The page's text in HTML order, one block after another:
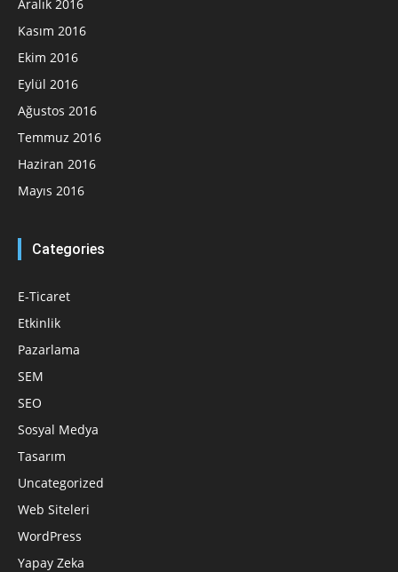
Aralık 2016
Kasım 2016
Ekim 2016
Eylül 2016
Ağustos 2016
Temmuz 2016
Haziran 2016
Mayıs 2016
Categories
E-Ticaret
Etkinlik
Pazarlama
SEM
SEO
Sosyal Medya
Tasarım
Uncategorized
Web Siteleri
WordPress
Yapay Zeka